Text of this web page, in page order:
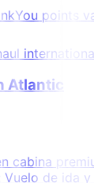
points
Atlantic
cabina
de ida